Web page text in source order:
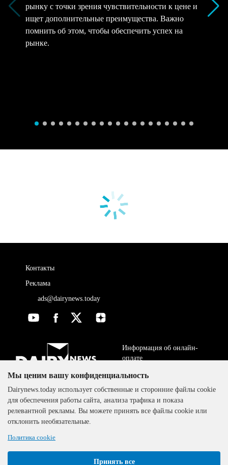
рынку с точки зрения чувствительности к цене и
ищет дополнительные преимущества. Важно
помнить об этом, чтобы обеспечить успех на
рынке.
Контакты
Реклама
ads@dairynews.today
The DairyNews, все права
защищены, 2000-2024
Информация об онлайн-
оплате
ДОГОВОР-ОФЕРТА
Политика
конфиденциальности
Мы ценим вашу конфиденциальность
Dairynews.today использует собственные и сторонние файлы cookie
для обеспечения работы сайта, анализа трафика и показа
релевантной рекламы. Вы можете принять все файлы cookie или
отклонить необязательные.
Политика cookie
Принять все